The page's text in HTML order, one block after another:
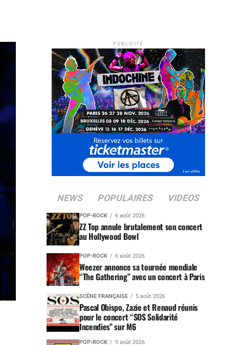
PUBLICITÉ
NEWS POPULAIRES VIDEOS
POP-ROCK 6 août 2026
ZZ Top annule brutalement son concert
au Hollywood Bowl
POP-ROCK 6 août 2026
Weezer annonce sa tournée mondiale
“The Gathering” avec un concert à Paris
SCÈNE FRANÇAISE 5 août 2026
Pascal Obispo, Zazie et Renaud réunis
pour le concert “SOS Solidarité
Incendies” sur M6
POP-ROCK 5 août 2026